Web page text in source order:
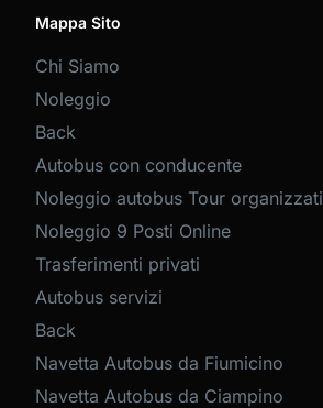
Mappa Sito
Chi Siamo
Noleggio
Back
Autobus con conducente
Noleggio autobus Tour organizzati
Noleggio 9 Posti Online
Trasferimenti privati
Autobus servizi
Back
Navetta Autobus da Fiumicino
Navetta Autobus da Ciampino